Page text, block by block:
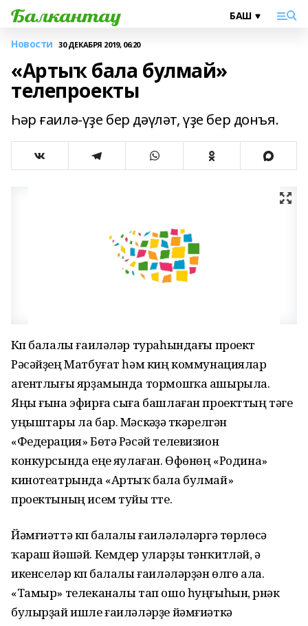
Новости 30 ДЕКАБРЯ 2019, 06:20
«Артыҡ бала булмай»
телепроекты
Һәр ғаилә-үҙе бер дәүләт, үҙе бер донъя.
Күп балалы ғаиләләр тураһындағы проект
Рәсәйҙең Матбуғат һәм киң коммунациялар
агентлығы ярҙамында тормошҡа ашырыла.
Яңы ғына эфирға сыға башлаған проекттың тәүге
уңыштары ла бар. Мәскәүҙә үткәрелгән
«Федерация» Бөтә Рәсәй телевизион
конкурсында еңеү яулаған. Өфөнөң «Родина»
кинотеатрында «Артыҡ бала булмай»
проектының исем туйы үтте.
Йәмғиәттә күп балалы ғаиләләләргә төрлөсә
ҡараш йәшәй. Кемдер уларҙы тәнҡитләй, ә
икенселәр күп балалы ғаиләләрҙән өлгө ала.
«Тамыр» телеканалы тап ошо һуңғыһын, үрнәк
булырҙай ишле ғаиләләрҙе йәмғиәткә